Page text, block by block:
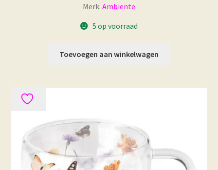
Merk: Ambiente
5 op voorraad
Toevoegen aan winkelwagen